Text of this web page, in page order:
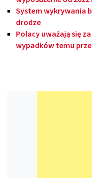
System wykrywania
drodze
Polacy uważają się
wypadków temu